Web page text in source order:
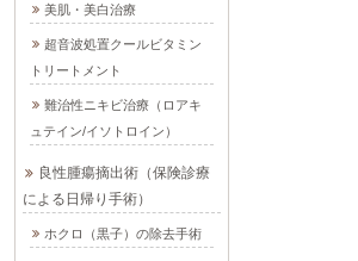
美肌・美白治療
超音波処置クールビタミン
トリートメント
難治性ニキビ治療（ロアキ
ュテイン/イソトロイン）
良性腫瘍摘出術（保険診療
による日帰り手術）
ホクロ（黒子）の除去手術